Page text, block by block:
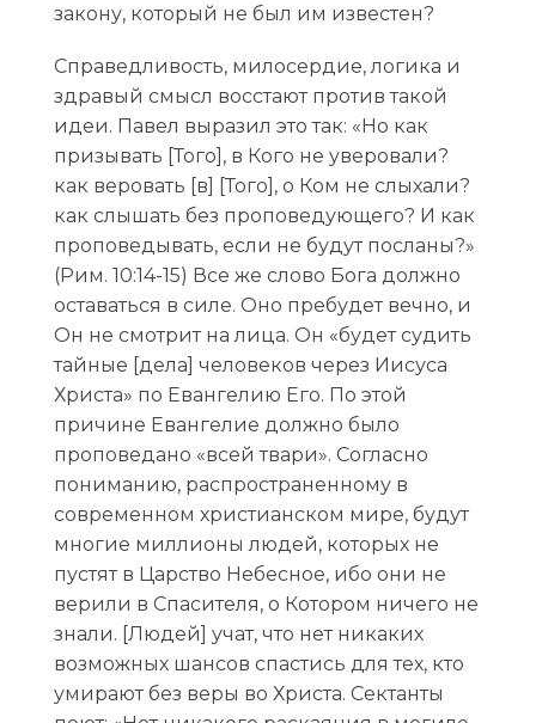
закону, который не был им известен?
Справедливость, милосердие, логика и
здравый смысл восстают против такой
идеи. Павел выразил это так: «Но как
призывать [Того], в Кого не уверовали?
как веровать [в] [Того], о Ком не слыхали?
как слышать без проповедующего? И как
проповедывать, если не будут посланы?»
(Рим. 10:14-15) Все же слово Бога должно
оставаться в силе. Оно пребудет вечно, и
Он не смотрит на лица. Он «будет судить
тайные [дела] человеков через Иисуса
Христа» по Евангелию Его. По этой
причине Евангелие должно было
проповедано «всей твари». Согласно
пониманию, распространенному в
современном христианском мире, будут
многие миллионы людей, которых не
пустят в Царство Небесное, ибо они не
верили в Спасителя, о Котором ничего не
знали. [Людей] учат, что нет никаких
возможных шансов спастись для тех, кто
умирают без веры во Христа. Сектанты